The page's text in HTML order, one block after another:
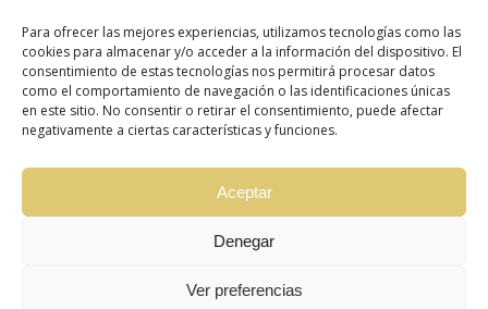
Para ofrecer las mejores experiencias, utilizamos tecnologías como las
cookies para almacenar y/o acceder a la información del dispositivo. El
consentimiento de estas tecnologías nos permitirá procesar datos
como el comportamiento de navegación o las identificaciones únicas
en este sitio. No consentir o retirar el consentimiento, puede afectar
negativamente a ciertas características y funciones.
Aceptar
Denegar
Ver preferencias
DESCARGAR BOTELLA
DESCARGAR FICHA TÉCNICA
Productos Relacionados